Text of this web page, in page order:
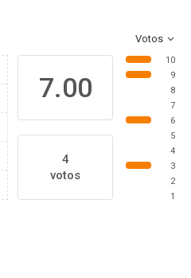
Votos
7.00
4
votos
10
9
8
7
6
5
4
3
2
1